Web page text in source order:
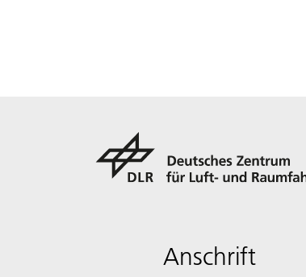
Anschrift